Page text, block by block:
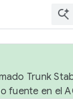
Trunk
fuente en el